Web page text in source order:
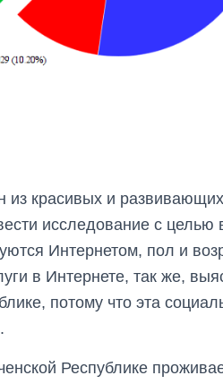
из красивых и
исследование с целью
Интернетом, пол и
в Интернете, так же,
потому что эта
Республике